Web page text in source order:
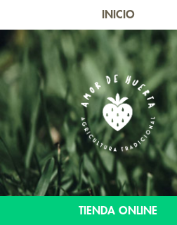
INICIO
TIENDA ONLINE